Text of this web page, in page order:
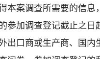
案调查所需要的信息
参加调查登记截止之日
出口商或生产商、国内